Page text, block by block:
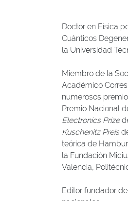
Doctor en Física
Cuánticos
la Universidad
Miembro de la
Académico
numerosos
Premio Nacional
Electronics Prize
Kuschenitz Preis
teórica de
la Fundación
Valencia,
Editor fundador